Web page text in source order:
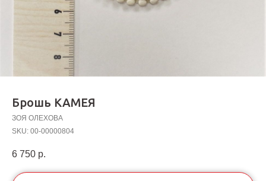
Брошь КАМЕЯ
ЗОЯ ОЛЕХОВА
SKU: 00-00000804
6 750 р.